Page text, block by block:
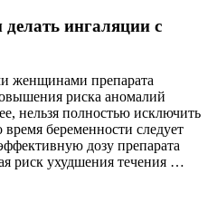
ингаляции с
женщинами препарата
риска аномалий
нельзя полностью исключить
беременности следует
дозу препарата
риск ухудшения течения …